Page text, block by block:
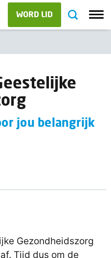
WORD LID
jou belangrijk
Gezondheidszorg
Tijd dus om de